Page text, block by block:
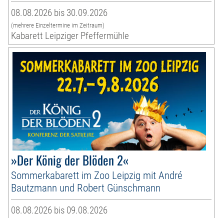
08.08.2026 bis 30.09.2026
(mehrere Einzeltermine im Zeitraum)
Kabarett Leipziger Pfeffermühle
»Der König der Blöden 2«
Sommerkabarett im Zoo Leipzig mit André
Bautzmann und Robert Günschmann
08.08.2026 bis 09.08.2026